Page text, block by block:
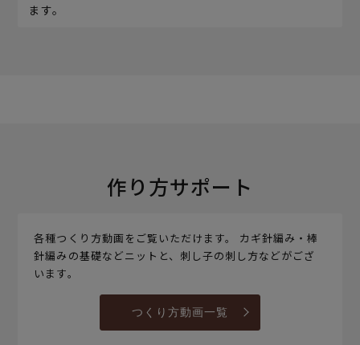
ます。
作り方サポート
各種つくり方動画をご覧いただけます。 カギ針編み・棒
針編みの基礎などニットと、刺し子の刺し方などがござ
います。
つくり方動画一覧